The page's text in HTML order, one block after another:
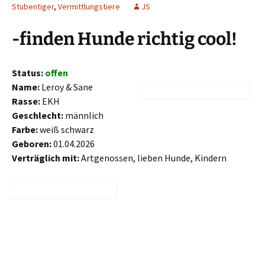
Stubentiger, Vermittlungstiere JS
-finden Hunde richtig cool!
Status: offen
Name: Leroy & Sane
Rasse: EKH
Geschlecht: männlich
Farbe:weiß schwarz
Geboren:01.04.2026
Verträglich mit:Artgenossen, lieben Hunde, Kindern